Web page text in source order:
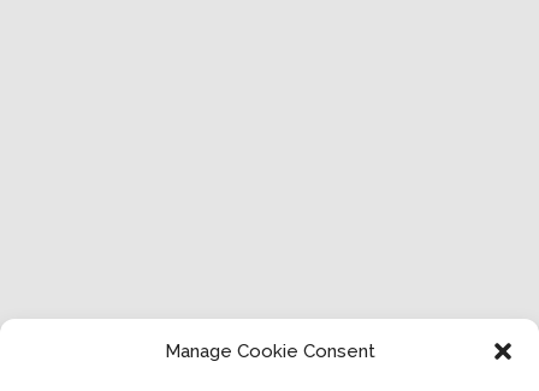
Manage Cookie Consent